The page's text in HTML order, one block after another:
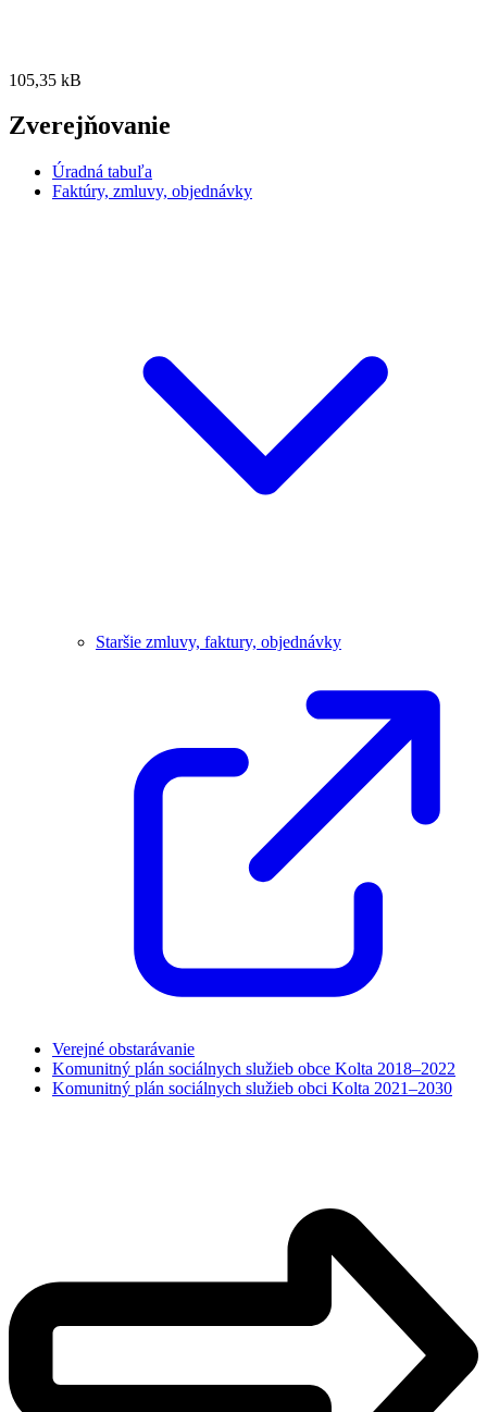
105,35 kB
Zverejňovanie
Úradná tabuľa
Faktúry, zmluvy, objednávky
Staršie zmluvy, faktury, objednávky
Verejné obstarávanie
Komunitný plán sociálnych služieb obce Kolta 2018–2022
Komunitný plán sociálnych služieb obci Kolta 2021–2030